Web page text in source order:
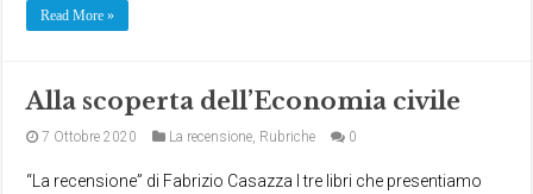
Read More »
Alla scoperta dell’Economia civile
7 Ottobre 2020 La recensione, Rubriche 0
“La recensione” di Fabrizio Casazza I tre libri che presentiamo